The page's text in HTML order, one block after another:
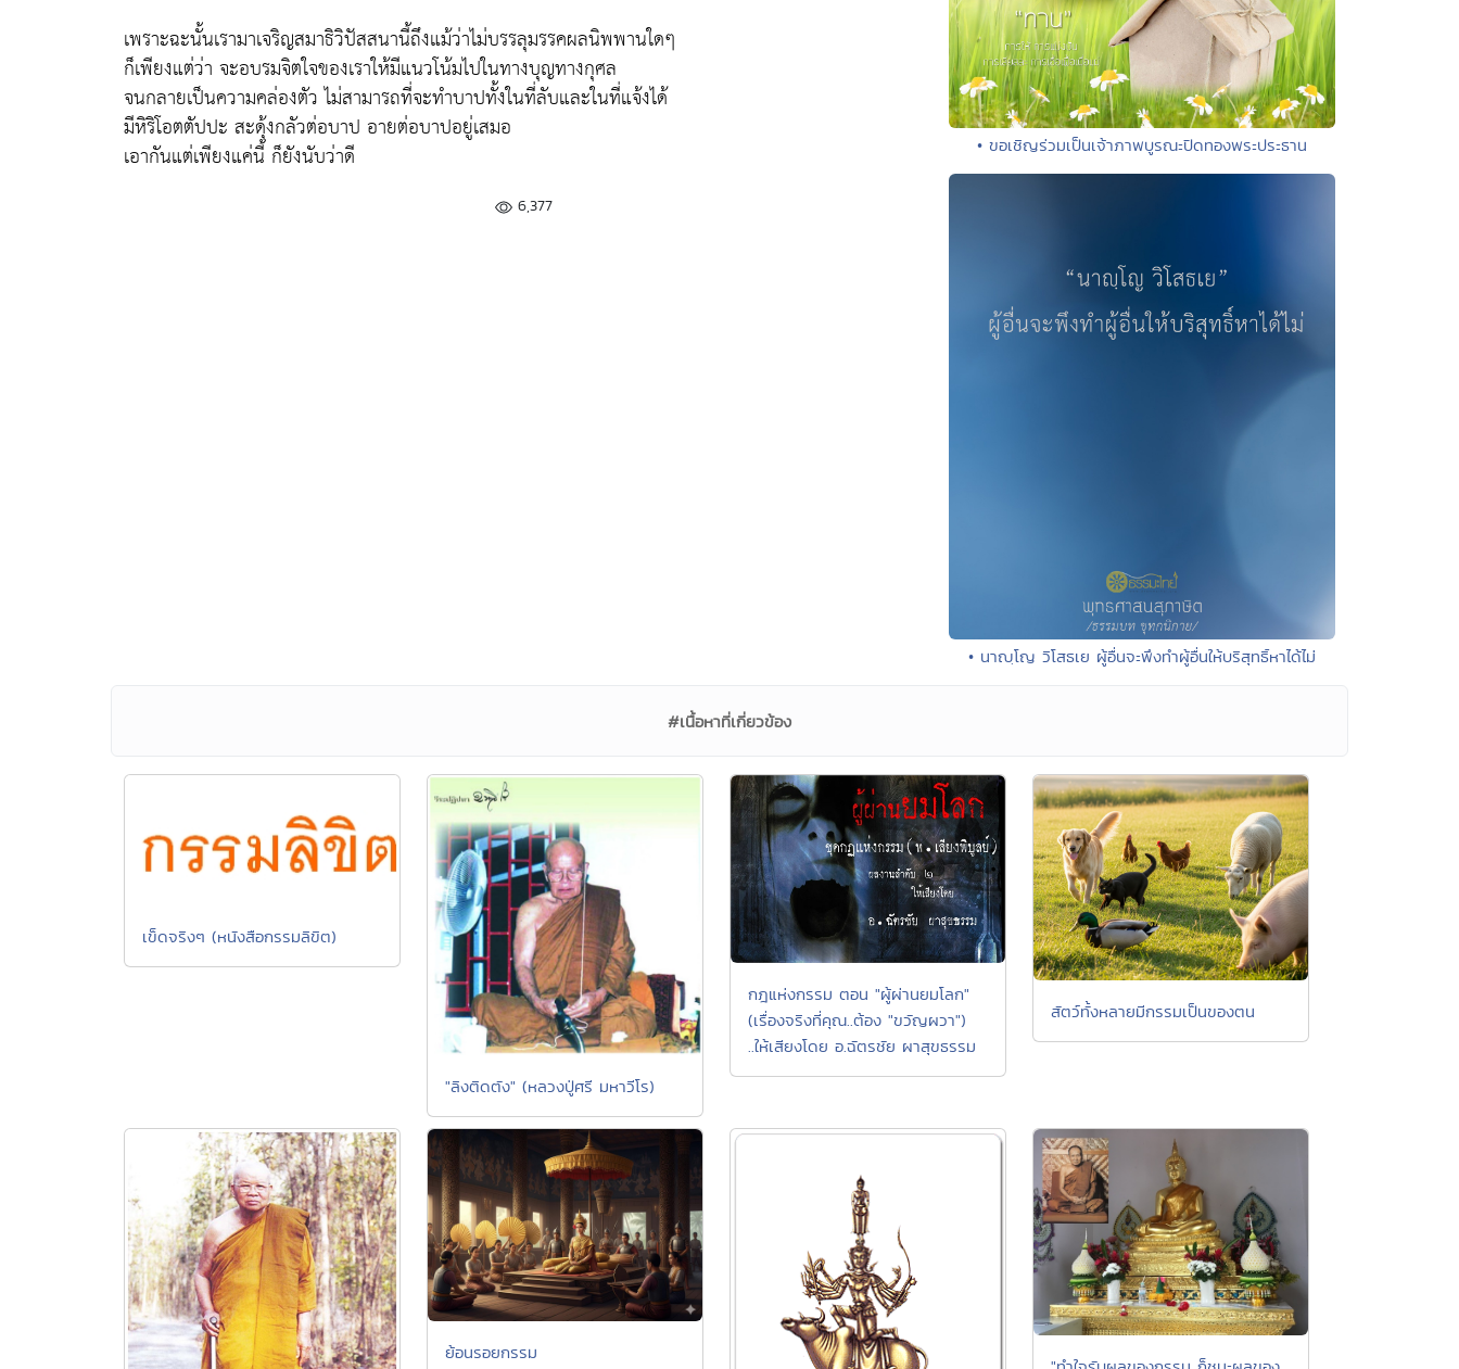
เพราะฉะนั้นเรามาเจริญสมาธิวิปัสสนานี้ถึงแม้ว่าไม่บรรลุมรรคผลนิพพานใดๆ
ก็เพียงแต่ว่า จะอบรมจิตใจของเราให้มีแนวโน้มไปในทางบุญทางกุศล
จนกลายเป็นความคล่องตัว ไม่สามารถที่จะทำบาปทั้งในที่ลับและในที่แจ้งได้
มีหิริโอตตัปปะ สะดุ้งกลัวต่อบาป อายต่อบาปอยู่เสมอ
เอากันแต่เพียงแค่นี้ ก็ยังนับว่าดี
6,377
• ขอเชิญร่วมเป็นเจ้าภาพบูรณะปิดทองพระประธาน
• นาญฺโญ วิโสธเย ผู้อื่นจะพึงทำผู้อื่นให้บริสุทธิ์หาได้ไม่
#เนื้อหาที่เกี่ยวข้อง
เข็ดจริงๆ (หนังสือกรรมลิขิต)
"ลิงติดตัง" (หลวงปู่ศรี มหาวีโร)
กฎแห่งกรรม ตอน "ผู้ผ่านยมโลก"
(เรื่องจริงที่คุณ..ต้อง "ขวัญผวา")
..ให้เสียงโดย อ.ฉัตรชัย ผาสุขธรรม
สัตว์ทั้งหลายมีกรรมเป็นของตน
ย้อนรอยกรรม